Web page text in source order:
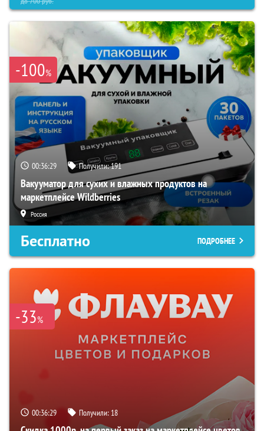
-100%
00:36:28 Получили:191
Вакууматор для сухих и влажных продуктов на
маркетплейсе Wildberries
Россия
Бесплатно ПОДРОБНЕЕ
-33%
00:36:28 Получили: 18